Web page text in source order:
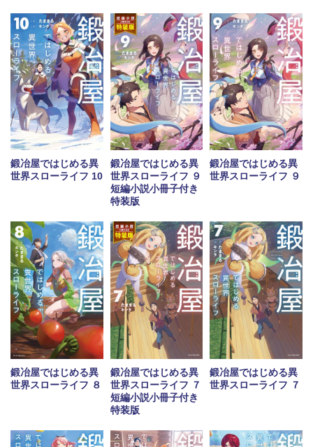
鍛冶屋ではじめる異
世界スローライフ 10
鍛冶屋ではじめる異
世界スローライフ ９
短編小説小冊子付き
特装版
鍛冶屋ではじめる異
世界スローライフ ９
鍛冶屋ではじめる異
世界スローライフ ８
鍛冶屋ではじめる異
世界スローライフ ７
短編小説小冊子付き
特装版
鍛冶屋ではじめる異
世界スローライフ ７